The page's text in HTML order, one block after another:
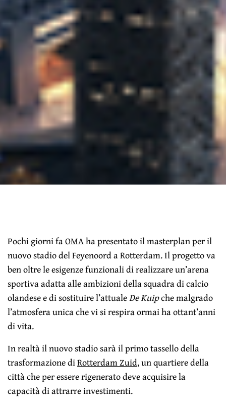
Pochi giorni faOMAha presentato il masterplan per il
nuovo stadio del Feyenoord a Rotterdam. Il progetto va
ben oltre le esigenze funzionali di realizzare un’arena
sportiva adatta alle ambizioni della squadra di calcio
olandese e di sostituire l’attualeDe Kuipche malgrado
l’atmosfera unica che vi si respira ormai ha ottant’anni
di vita.
In realtà il nuovo stadio sarà il primo tassello della
trasformazione diRotterdam Zuid, un quartiere della
città che per essere rigenerato deve acquisire la
capacità di attrarre investimenti.